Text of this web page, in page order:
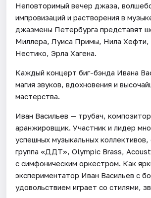
Неповторимый вечер джаза,
импровизаций и растворения в
джазмены Петербурга представят
Миллера, Луиса Примы, Нила Хефти,
Нестико, Эрла Хагена.
Каждый концерт биг-бэнда Ивана
магия звуков, вдохновения и
мастерства.
Иван Васильев — трубач,
аранжировщик. Участник и лидер
успешных музыкальных
группа «ДДТ», Olympic Brass,
с симфоническим оркестром. Как
экспериментатор Иван Васильев с
удовольствием играет со стилями,